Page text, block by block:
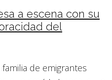
a escena con su
del
de emigrantes